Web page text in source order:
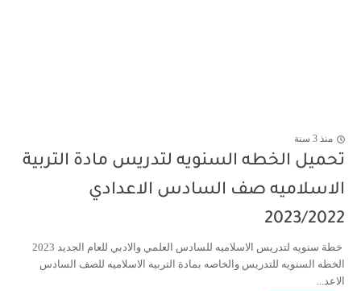
منذ 3 سنة
تحميل الخطه السنويه لتدريس مادة التربية
الاسلاميه صف السادس الاعدادي
2023/2022
الخطه السنويه للتدريس والخاصه بمادة التربيه الاسلاميه للصف السادس
الاعد...